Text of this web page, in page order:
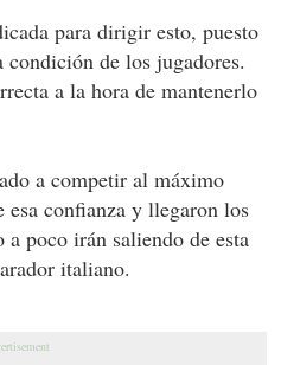
para dirigir esto, puesto
de los jugadores.
a la hora de mantenerlo
a competir al máximo
confianza y llegaron los
poco irán saliendo de esta
italiano.